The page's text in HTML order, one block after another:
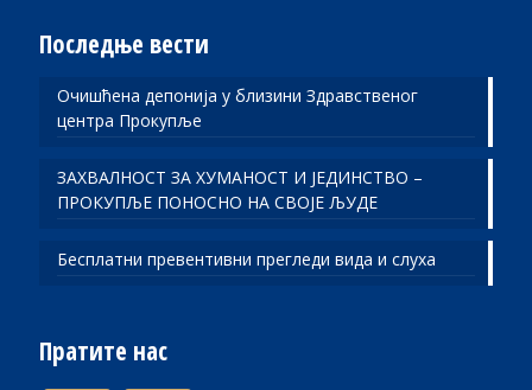
Последње вести
Очишћена депонија у близини Здравственог
центра Прокупље
ЗАХВАЛНОСТ ЗА ХУМАНОСТ И ЈЕДИНСТВО –
ПРОКУПЉЕ ПОНОСНО НА СВОЈЕ ЉУДЕ
Бесплатни превентивни прегледи вида и слуха
Пратите нас